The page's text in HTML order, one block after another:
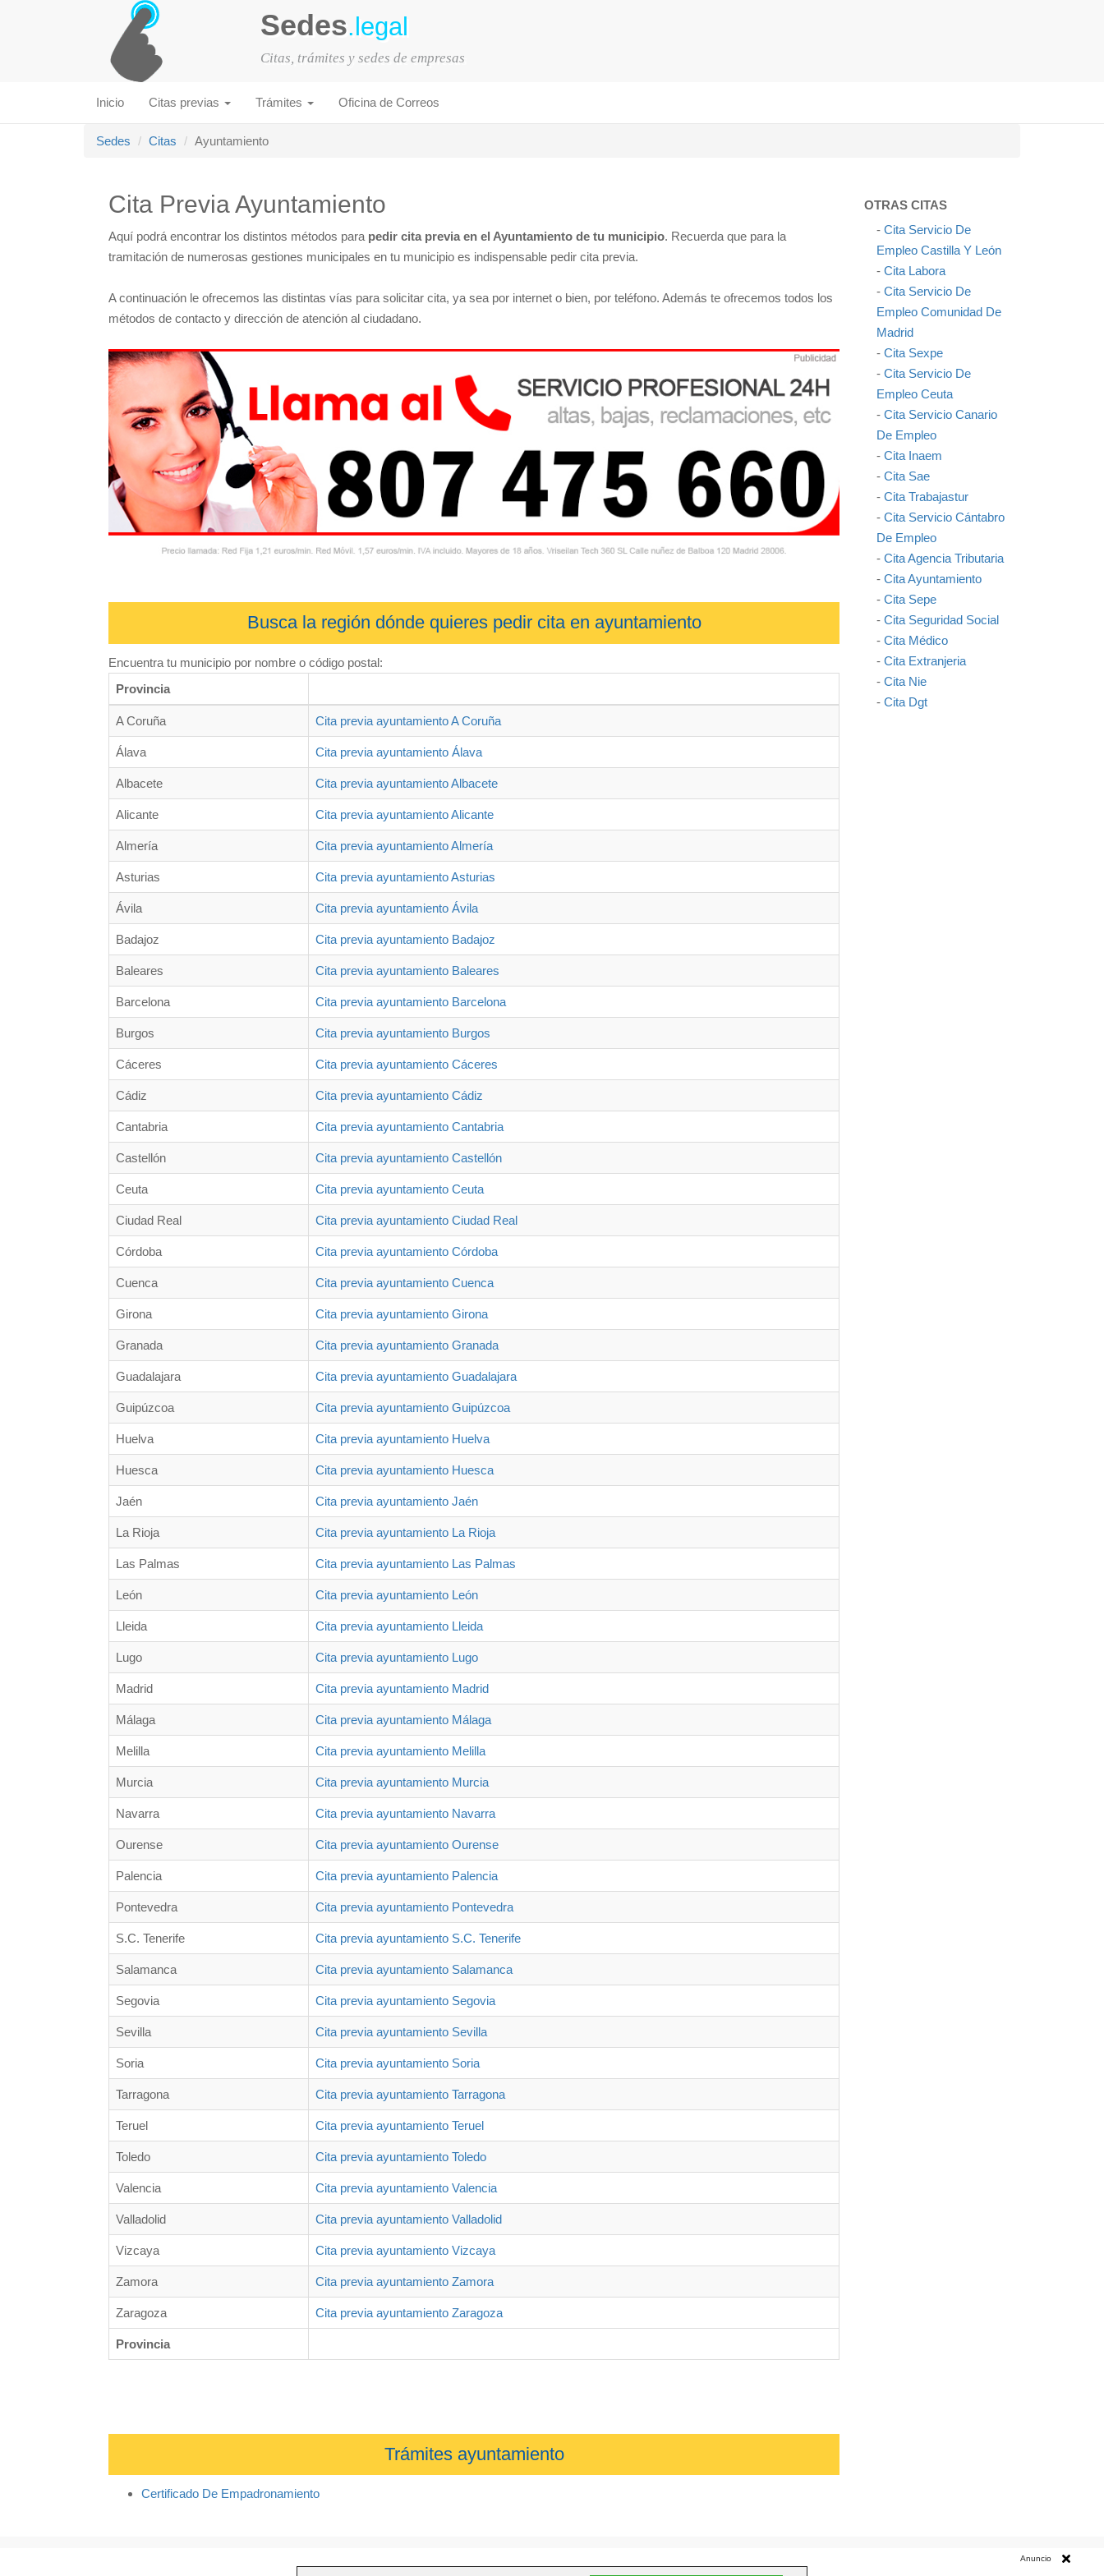
Sedes.legal
Citas, trámites y sedes de empresas
Inicio Citas previas Trámites Oficina de Correos
Sedes Citas Ayuntamiento
Cita Previa Ayuntamiento
Aquí podrá encontrar los distintos métodos para pedir cita previa en el Ayuntamiento de tu municipio. Recuerda que para la
tramitación de numerosas gestiones municipales en tu municipio es indispensable pedir cita previa.
A continuación le ofrecemos las distintas vías para solicitar cita, ya sea por internet o bien, por teléfono. Además te ofrecemos todos los
métodos de contacto y dirección de atención al ciudadano.
Busca la región dónde quieres pedir cita en ayuntamiento
Encuentra tu municipio por nombre o código postal:
Provincia
A Coruña Cita previa ayuntamiento A Coruña
Álava Cita previa ayuntamiento Álava
Albacete Cita previa ayuntamiento Albacete
Alicante Cita previa ayuntamiento Alicante
Almería Cita previa ayuntamiento Almería
Asturias Cita previa ayuntamiento Asturias
Ávila Cita previa ayuntamiento Ávila
Badajoz Cita previa ayuntamiento Badajoz
Baleares Cita previa ayuntamiento Baleares
Barcelona Cita previa ayuntamiento Barcelona
Burgos Cita previa ayuntamiento Burgos
Cáceres Cita previa ayuntamiento Cáceres
Cádiz Cita previa ayuntamiento Cádiz
Cantabria Cita previa ayuntamiento Cantabria
Castellón Cita previa ayuntamiento Castellón
Ceuta Cita previa ayuntamiento Ceuta
Ciudad Real Cita previa ayuntamiento Ciudad Real
Córdoba Cita previa ayuntamiento Córdoba
Cuenca Cita previa ayuntamiento Cuenca
Girona Cita previa ayuntamiento Girona
Granada Cita previa ayuntamiento Granada
Guadalajara Cita previa ayuntamiento Guadalajara
Guipúzcoa Cita previa ayuntamiento Guipúzcoa
Huelva Cita previa ayuntamiento Huelva
Huesca Cita previa ayuntamiento Huesca
Jaén Cita previa ayuntamiento Jaén
La Rioja Cita previa ayuntamiento La Rioja
Las Palmas Cita previa ayuntamiento Las Palmas
León Cita previa ayuntamiento León
Lleida Cita previa ayuntamiento Lleida
Lugo Cita previa ayuntamiento Lugo
Madrid Cita previa ayuntamiento Madrid
Málaga Cita previa ayuntamiento Málaga
Melilla Cita previa ayuntamiento Melilla
Murcia Cita previa ayuntamiento Murcia
Navarra Cita previa ayuntamiento Navarra
Ourense Cita previa ayuntamiento Ourense
Palencia Cita previa ayuntamiento Palencia
Pontevedra Cita previa ayuntamiento Pontevedra
S.C. Tenerife Cita previa ayuntamiento S.C. Tenerife
Salamanca Cita previa ayuntamiento Salamanca
Segovia Cita previa ayuntamiento Segovia
Sevilla Cita previa ayuntamiento Sevilla
Soria Cita previa ayuntamiento Soria
Tarragona Cita previa ayuntamiento Tarragona
Teruel Cita previa ayuntamiento Teruel
Toledo Cita previa ayuntamiento Toledo
Valencia Cita previa ayuntamiento Valencia
Valladolid Cita previa ayuntamiento Valladolid
Vizcaya Cita previa ayuntamiento Vizcaya
Zamora Cita previa ayuntamiento Zamora
Zaragoza Cita previa ayuntamiento Zaragoza
Provincia
Trámites ayuntamiento
Certificado De Empadronamiento
OTRAS CITAS
- Cita Servicio De
Empleo Castilla Y León
- Cita Labora
- Cita Servicio De
Empleo Comunidad De
Madrid
- Cita Sexpe
- Cita Servicio De
Empleo Ceuta
- Cita Servicio Canario
De Empleo
- Cita Inaem
- Cita Sae
- Cita Trabajastur
- Cita Servicio Cántabro
De Empleo
- Cita Agencia Tributaria
- Cita Ayuntamiento
- Cita Sepe
- Cita Seguridad Social
- Cita Médico
- Cita Extranjeria
- Cita Nie
- Cita Dgt
Sedes.legal no pertenece a ningún organimos ni institución oficial, es una web independiente que ofrece información relevante para pedir cita y trámites como: procesos a seguir, teléfonos, formas deAnuncio